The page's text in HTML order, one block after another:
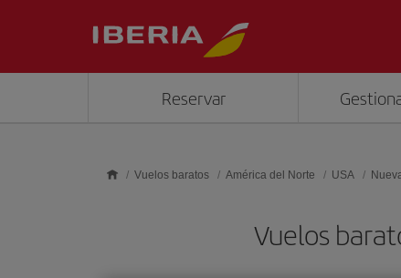
Reservar
Vuelos baratos América del Norte USA
Vuelos